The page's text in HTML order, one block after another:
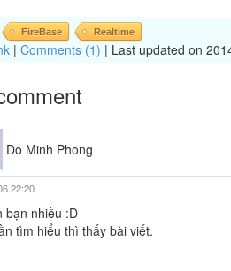
FireBase Realtime
| Comments (1) | Last updated on
Do Minh Phong
22:20
bạn nhiều :D
tìm hiểu thì thấy bài viết.